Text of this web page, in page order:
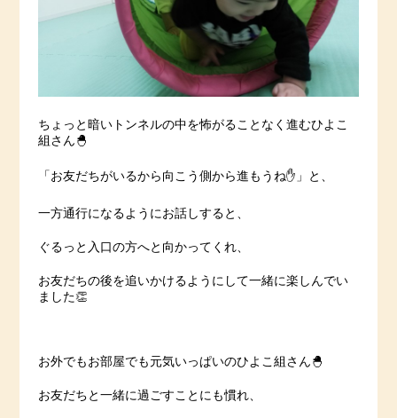
ちょっと暗いトンネルの中を怖がることなく進むひよこ
組さん🐣
「お友だちがいるから向こう側から進もうね✋」と、
一方通行になるようにお話しすると、
ぐるっと入口の方へと向かってくれ、
お友だちの後を追いかけるようにして一緒に楽しんでい
ました👏
お外でもお部屋でも元気いっぱいのひよこ組さん🐣
お友だちと一緒に過ごすことにも慣れ、